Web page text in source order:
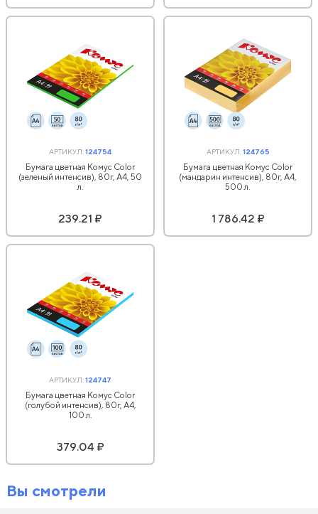
АРТИКУЛ:124754
Бумага цветная Комус Color
(зеленый интенсив), 80г, А4, 50
л.
239.21 ₽
АРТИКУЛ:124765
Бумага цветная Комус Color
(мандарин интенсив), 80г, А4,
500 л.
1 786.42 ₽
АРТИКУЛ:124747
Бумага цветная Комус Color
(голубой интенсив), 80г, А4,
100 л.
379.04 ₽
Вы смотрели